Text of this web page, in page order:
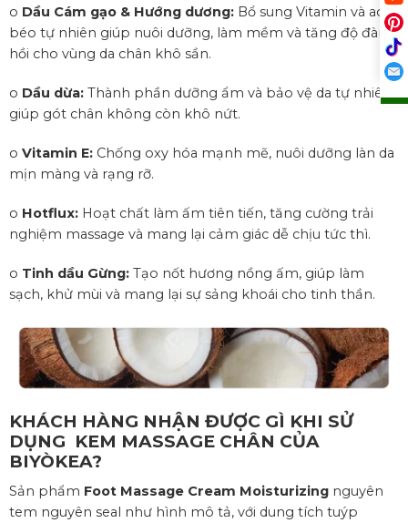
o Dầu Cám gạo & Hướng dương: Bổ sung Vitamin và acid
béo tự nhiên giúp nuôi dưỡng, làm mềm và tăng độ đàn
hồi cho vùng da chân khô sần.
o Dầu dừa: Thành phần dưỡng ẩm và bảo vệ da tự nhiên,
giúp gót chân không còn khô nứt.
o Vitamin E: Chống oxy hóa mạnh mẽ, nuôi dưỡng làn da
mịn màng và rạng rỡ.
o Hotflux: Hoạt chất làm ấm tiên tiến, tăng cường trải
nghiệm massage và mang lại cảm giác dễ chịu tức thì.
o Tinh dầu Gừng: Tạo nốt hương nồng ấm, giúp làm
sạch, khử mùi và mang lại sự sảng khoái cho tinh thần.
KHÁCH HÀNG NHẬN ĐƯỢC GÌ KHI SỬ
DỤNG KEM MASSAGE CHÂN CỦA
BIYÒKEA?
Sản phẩm Foot Massage Cream Moisturizing nguyên
tem nguyên seal như hình mô tả, với dung tích tuýp